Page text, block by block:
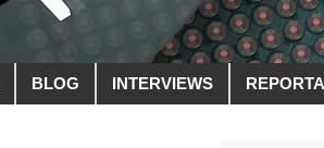
BLOG INTERVIEWS